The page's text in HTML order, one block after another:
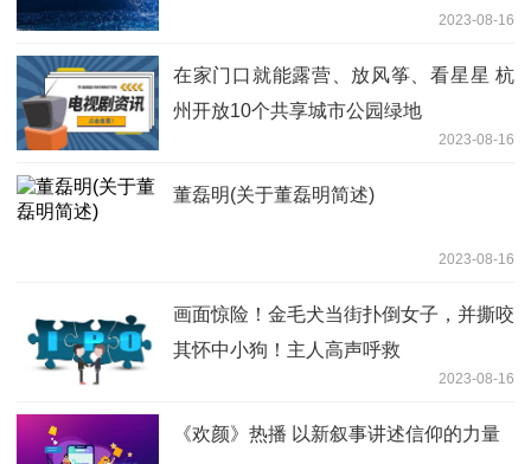
2023-08-16
在家门口就能露营、放风筝、看星星 杭
州开放10个共享城市公园绿地
2023-08-16
董磊明(关于董磊明简述)
2023-08-16
画面惊险！金毛犬当街扑倒女子，并撕咬
其怀中小狗！主人高声呼救
2023-08-16
《欢颜》热播 以新叙事讲述信仰的力量